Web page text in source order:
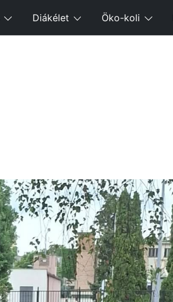
Diákélet Öko-koli